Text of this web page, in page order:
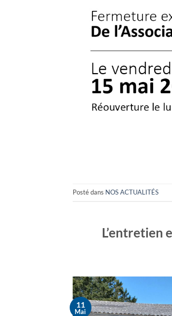
Posté dans NOS ACTUALITÉS
L’entretien
11
Mai